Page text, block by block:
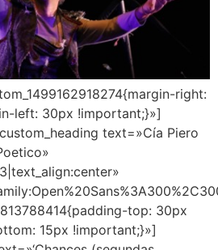
right:
left: 30px !important;}»]
text=»Cía Piero
top: 30px
15px !important;}»]